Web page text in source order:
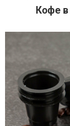
Кофе